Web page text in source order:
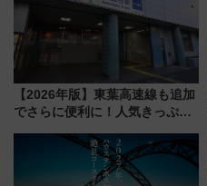
【2026年版】東葉高速線も追加
でさらに便利に！人気きっぷ
今年も発売 秋・早春に千葉県を
巡るなら使い勝手・コスパ抜群